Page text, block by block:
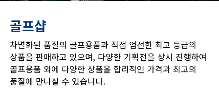
골프샵
차별화된 품질의 골프용품과 직접 엄선한 최고 등급의
상품을 판매하고 있으며, 다양한 기획전을 상시 진행하여
골프용품 외에 다양한 상품을 합리적인 가격과 최고의
품질에 만나실 수 있습니다.